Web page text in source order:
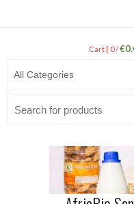
Cart [ 0 /